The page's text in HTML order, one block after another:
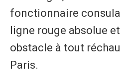
fonctionnaire
ligne rouge absolue
obstacle à tout
Paris.